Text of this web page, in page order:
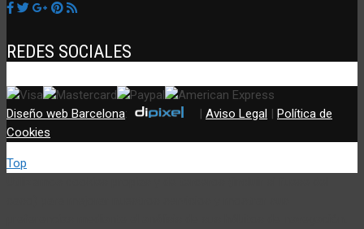
REDES SOCIALES
Diseño web Barcelona: | Aviso Legal | Política de
Cookies
Top